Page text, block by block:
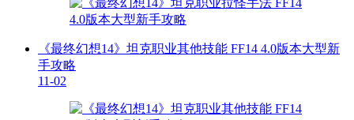
《最终幻想14》坦克职业其他技能 FF14 4.0版本大型新
手攻略
11-02